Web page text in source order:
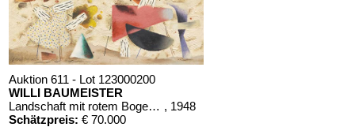
Auktion 611 - Lot 123000200
WILLI BAUMEISTER
Landschaft mit rotem Bogen (Sommerfest) , 1948
Schätzpreis: € 70.000